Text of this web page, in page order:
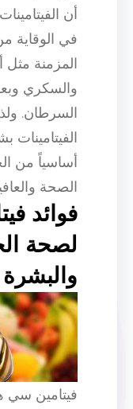
أن
في الوقاية
المزمنة
والسكري
السرطان.
أساسياً من
الصحة
فوائد
لصحة
والبشرة
فيتامين سي